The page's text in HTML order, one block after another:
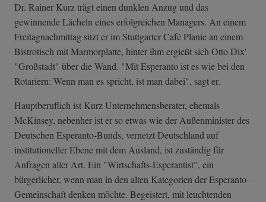
Dr. Rainer Kurz trägt einen dunklen Anzug und das
gewinnende Lächeln eines erfolgreichen Managers. An einem
Freitagnachmittag sitzt er im Stuttgarter Café Planie an einem
Bistrotisch mit Marmorplatte, hinter ihm ergießt sich Otto Dix'
"Großstadt" über die Wand. "Mit Esperanto ist es wie bei den
Rotariern: Wenn man es spricht, ist man dabei", sagt er.
Hauptberuflich ist Kurz Unternehmensberater, ehemals
McKinsey, nebenher ist er so etwas wie der Außenminister des
Deutschen Esperanto-Bunds, vernetzt Deutschland auf
institutioneller Ebene mit dem Ausland, ist zuständig für
Anfragen aller Art. Ein "Wirtschafts-Esperantist", ein
bürgerlicher, wenn man in den alten Kategorien der Esperanto-
Gemeinschaft denken möchte. Begeistert, mit leuchtenden